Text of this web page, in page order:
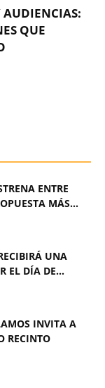
QUE
ENTRE
MÁS...
UNA
EL DÍA DE...
INVITA A
RECINTO